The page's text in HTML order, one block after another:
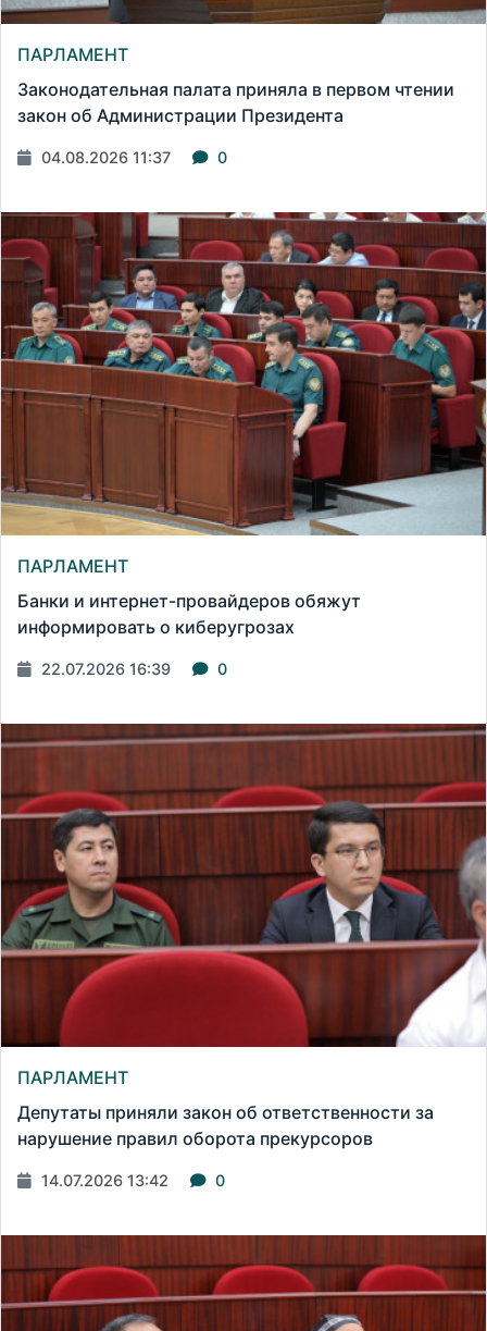
ПАРЛАМЕНТ
Законодательная палата приняла в первом чтении
закон об Администрации Президента
04.08.2026 11:37 0
ПАРЛАМЕНТ
Банки и интернет-провайдеров обяжут
информировать о киберугрозах
22.07.2026 16:39 0
ПАРЛАМЕНТ
Депутаты приняли закон об ответственности за
нарушение правил оборота прекурсоров
14.07.2026 13:42 0